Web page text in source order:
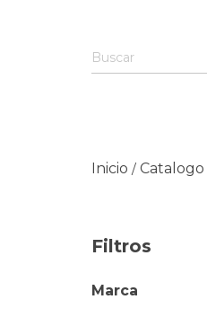
Inicio / Catalogo
Filtros
Marca